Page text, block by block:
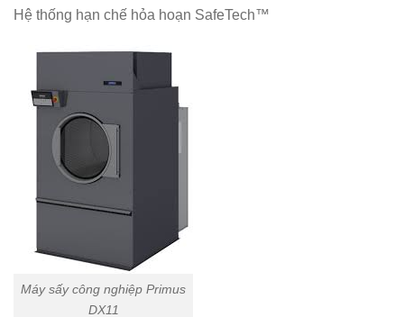
Hệ thống hạn chế hỏa hoạn SafeTech™
Máy sấy công nghiệp Primus
DX11